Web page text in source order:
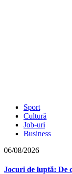
Sport
Cultură
Job-uri
Business
06/08/2026
Jocuri de luptă: De